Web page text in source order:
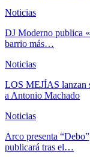
Noticias
DJ Moderno publica
barrio más…
Noticias
LOS MEJÍAS lanzan
a Antonio Machado
Noticias
Arco presenta
publicará tras el…